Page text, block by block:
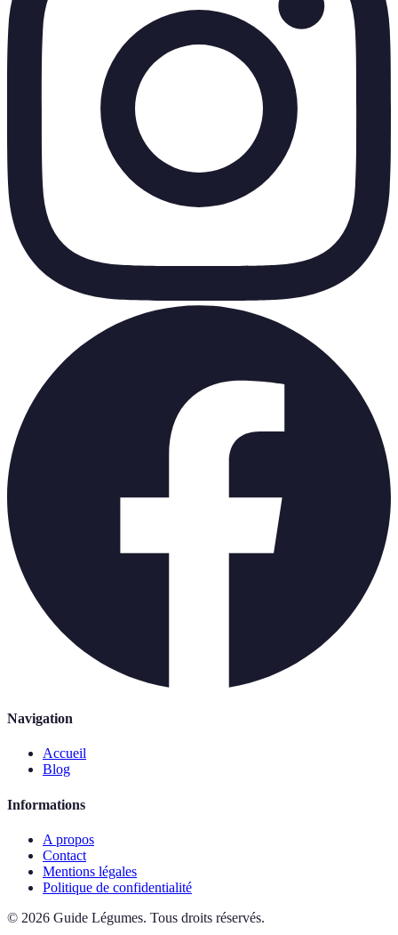
Navigation
Accueil
Blog
Informations
A propos
Contact
Mentions légales
Politique de confidentialité
© 2026 Guide Légumes. Tous droits réservés.